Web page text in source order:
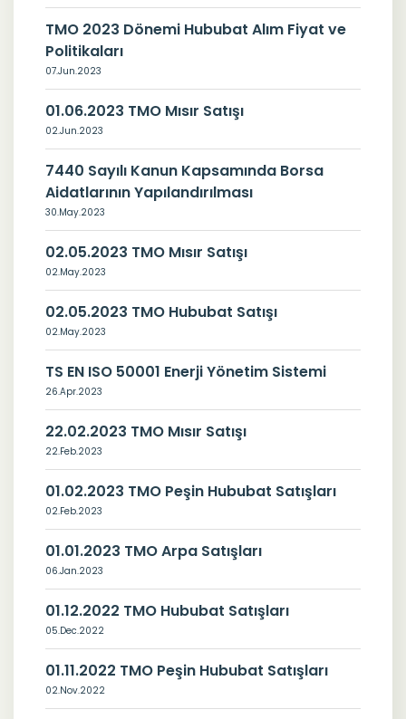
TMO 2023 Dönemi Hububat Alım Fiyat ve
Politikaları
07.Jun.2023
01.06.2023 TMO Mısır Satışı
02.Jun.2023
7440 Sayılı Kanun Kapsamında Borsa
Aidatlarının Yapılandırılması
30.May.2023
02.05.2023 TMO Mısır Satışı
02.May.2023
02.05.2023 TMO Hububat Satışı
02.May.2023
TS EN ISO 50001 Enerji Yönetim Sistemi
26.Apr.2023
22.02.2023 TMO Mısır Satışı
22.Feb.2023
01.02.2023 TMO Peşin Hububat Satışları
02.Feb.2023
01.01.2023 TMO Arpa Satışları
06.Jan.2023
01.12.2022 TMO Hububat Satışları
05.Dec.2022
01.11.2022 TMO Peşin Hububat Satışları
02.Nov.2022